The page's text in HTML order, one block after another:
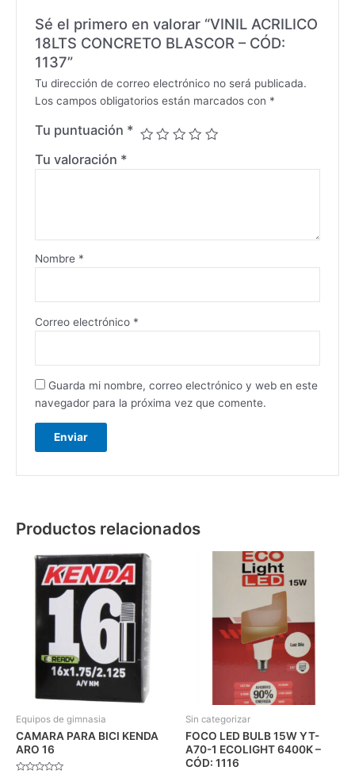
Sé el primero en valorar “VINIL ACRILICO
18LTS CONCRETO BLASCOR – CÓD:
1137”
Tu dirección de correo electrónico no será publicada.
Los campos obligatorios están marcados con *
Tu puntuación *
Tu valoración *
Nombre *
Correo electrónico *
Guarda mi nombre, correo electrónico y web en este
navegador para la próxima vez que comente.
Productos relacionados
Equipos de gimnasia
CAMARA PARA BICI KENDA
ARO 16
Sin categorizar
FOCO LED BULB 15W YT-
A70-1 ECOLIGHT 6400K –
CÓD: 1116